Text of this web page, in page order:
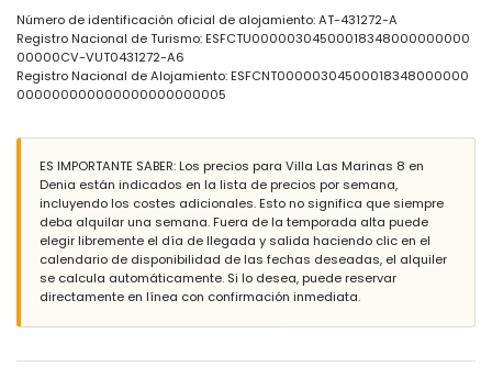
dormitorio con aire acondicionado y cama doble
baño en suite con doble lavabo, bañera, ducha, inodoro y secador
de pelo
2 baños en suite, cada uno con lavabo individual, ducha y inodoro
baño con doble lavabo, ducha y inodoro
parcela grande y cerrada
piscina privada de 9m x 5m y 1.9m de profundidad
hermoso jardín con césped, grava, árboles y muebles de jardín
con tumbonas
3 terrazas, de las cuales 1 está cubierta
barbacoa
zona de estar exterior y área de comedor exterior
2 plazas de aparcamiento privadas
Más información
Número de identificación oficial de alojamiento: AT-431272-A
Registro Nacional de Turismo: ESFCTU00000304500018348000000000
00000CV-VUT0431272-A6
Registro Nacional de Alojamiento: ESFCNT00000304500018348000000
000000000000000000000005
ES IMPORTANTE SABER: Los precios para Villa Las Marinas 8 en
Denia están indicados en la lista de precios por semana,
incluyendo los costes adicionales. Esto no significa que siempre
deba alquilar una semana. Fuera de la temporada alta puede
elegir libremente el día de llegada y salida haciendo clic en el
calendario de disponibilidad de las fechas deseadas, el alquiler
se calcula automáticamente. Si lo desea, puede reservar
directamente en línea con confirmación inmediata.